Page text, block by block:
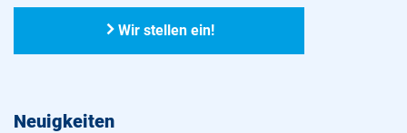
Wir stellen ein!
Neuigkeiten